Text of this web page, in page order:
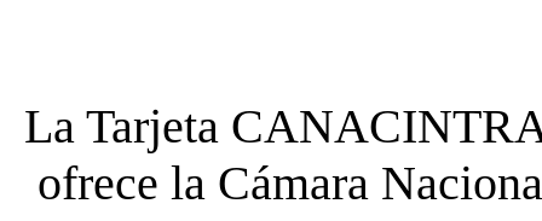
La Tarjeta
ofrece la Cámara